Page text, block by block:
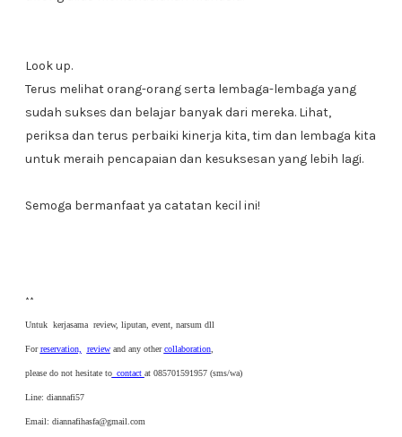
Look up.
Terus melihat orang-orang serta lembaga-lembaga yang
sudah sukses dan belajar banyak dari mereka. Lihat,
periksa dan terus perbaiki kinerja kita, tim dan lembaga kita
untuk meraih pencapaian dan kesuksesan yang lebih lagi.
Semoga bermanfaat ya catatan kecil ini!
**
Untuk kerjasama review, liputan, event, narsum dll
Forreservation, reviewand any othercollaboration,
please do not hesitate tocontact at 085701591957 (sms/wa)
Line: diannafi57
Email: diannafihasfa@gmail.com